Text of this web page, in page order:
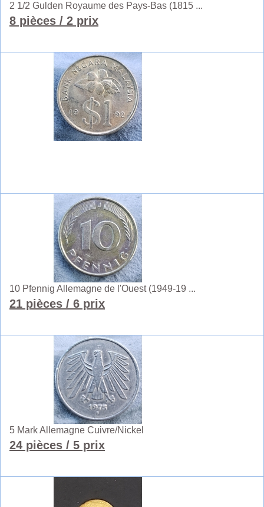
2 1/2 Gulden Royaume des Pays-Bas (1815 ...
8 pièces / 2 prix
10 Pfennig Allemagne de l'Ouest (1949-19 ...
21 pièces / 6 prix
5 Mark Allemagne Cuivre/Nickel
24 pièces / 5 prix